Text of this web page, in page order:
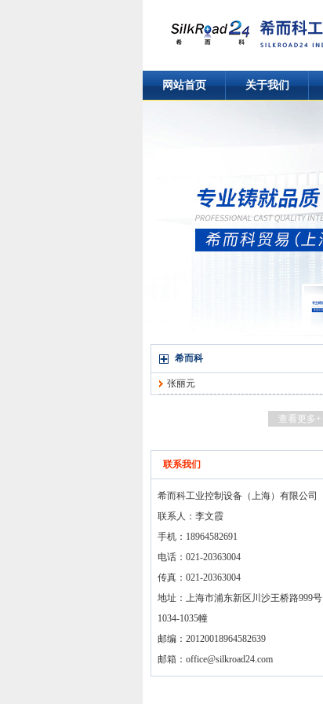
网站首页 关于我们
希而科
张丽元
查看更多+
联系我们
希而科工业控制设备（上海）有限公司
联系人：李文霞
手机：18964582691
电话：021-20363004
传真：021-20363004
地址：上海市浦东新区川沙王桥路999号
1034-1035幢
邮编：20120018964582639
邮箱： office@silkroad24.com